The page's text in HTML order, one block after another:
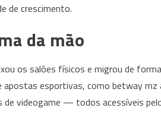
de crescimento.
da mão
os salões físicos e migrou de
esportivas, como betway
videogame — todos acessíveis